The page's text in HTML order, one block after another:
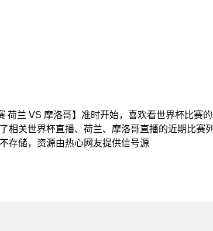
荷兰 VS 摩洛哥】准时开始，喜欢看世界杯比赛的
相关世界杯直播、荷兰、摩洛哥直播的近期比赛列
存储，资源由热心网友提供信号源